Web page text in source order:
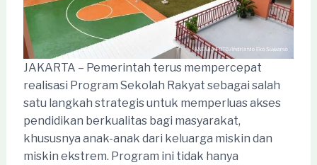
JAKARTA – Pemerintah terus mempercepat
realisasi Program Sekolah Rakyat sebagai salah
satu langkah strategis untuk memperluas akses
pendidikan berkualitas bagi masyarakat,
khususnya anak-anak dari keluarga miskin dan
miskin ekstrem. Program ini tidak hanya